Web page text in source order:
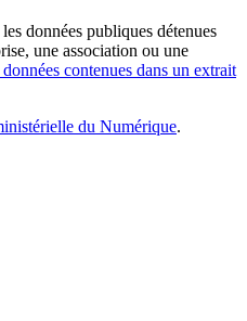
données publiques détenues
une association ou une
contenues dans un extrait
du Numérique.